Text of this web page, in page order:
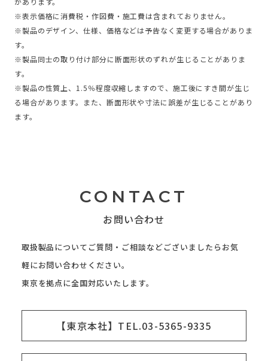
※表示価格に消費税・作図費・施工費は含まれておりません。
※製品のデザイン、仕様、価格などは予告なく変更する場合がありま
す。
※製品同士の取り付け部分に断面形状のずれが生じることがありま
す。
※製品の性質上、1.5％程度収縮しますので、施工後にすき間が生じ
る場合があります。また、断面形状や寸法に誤差が生じることがあり
ます。
CONTACT
お問い合わせ
取扱製品についてご質問・ご相談などございましたらお気
軽にお問い合わせください。
東京を拠点に全国対応いたします。
【東京本社】TEL.03-5365-9335